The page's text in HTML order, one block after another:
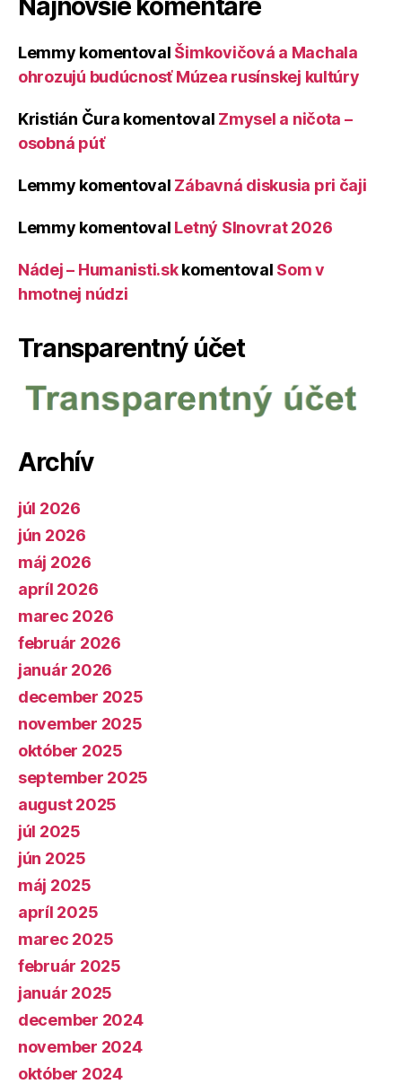
Lemmy komentoval Šimkovičová a Machala
ohrozujú budúcnosť Múzea rusínskej kultúry
Kristián Čura komentoval Zmysel a ničota –
osobná púť
Lemmy komentoval Zábavná diskusia pri čaji
Lemmy komentoval Letný Slnovrat 2026
Nádej – Humanisti.skkomentoval Som v
hmotnej núdzi
Transparentný účet
Archív
júl 2026
jún 2026
máj 2026
apríl 2026
marec 2026
február 2026
január 2026
december 2025
november 2025
október 2025
september 2025
august 2025
júl 2025
jún 2025
máj 2025
apríl 2025
marec 2025
február 2025
január 2025
december 2024
november 2024
október 2024